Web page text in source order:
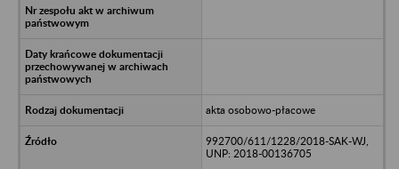
akta osobowo-płacowe
992700/611/1228/2018-SAK-WJ,
UNP: 2018-00136705